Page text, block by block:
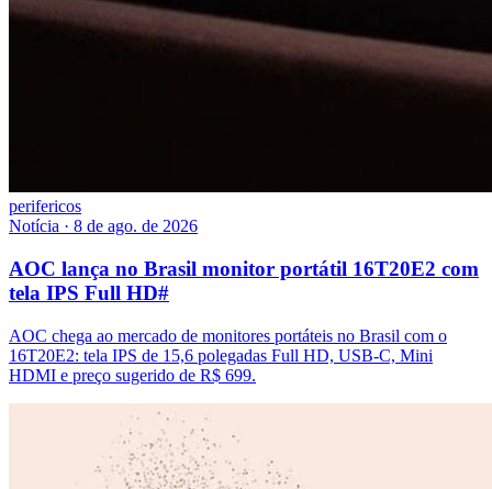
perifericos
Notícia · 8 de ago. de 2026
AOC lança no Brasil monitor portátil 16T20E2 com
tela IPS Full HD#
AOC chega ao mercado de monitores portáteis no Brasil com o
16T20E2: tela IPS de 15,6 polegadas Full HD, USB-C, Mini
HDMI e preço sugerido de R$ 699.